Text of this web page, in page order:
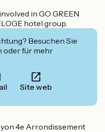
in GO GREEN
hotel group.
Besuchen Sie
oder für mehr
Site web
4e Arrondissement